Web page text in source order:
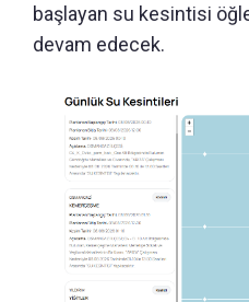
başlayan su kesintisi
devam edecek.